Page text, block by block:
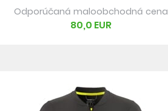
Odporúčaná maloobchodná cena
80,0 EUR